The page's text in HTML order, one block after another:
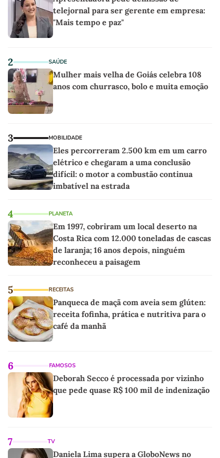
telejornal para ser gerente em empresa:
"Mais tempo e paz"
2 SAÚDE
Mulher mais velha de Goiás celebra 108
anos com churrasco, bolo e muita emoção
3 MOBILIDADE
Eles percorreram 2.500 km em um carro
elétrico e chegaram a uma conclusão
difícil: o motor a combustão continua
imbatível na estrada
4 PLANETA
Em 1997, cobriram um local deserto na
Costa Rica com 12.000 toneladas de cascas
de laranja; 16 anos depois, ninguém
reconheceu a paisagem
5 RECEITAS
Panqueca de maçã com aveia sem glúten:
receita fofinha, prática e nutritiva para o
café da manhã
6 FAMOSOS
Deborah Secco é processada por vizinho
que pede quase R$ 100 mil de indenização
7 TV
Daniela Lima supera a GloboNews no